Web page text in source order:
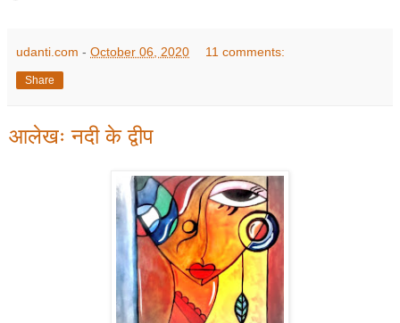
udanti.com - October 06, 2020 11 comments:
Share
आलेखः नदी के द्वीप